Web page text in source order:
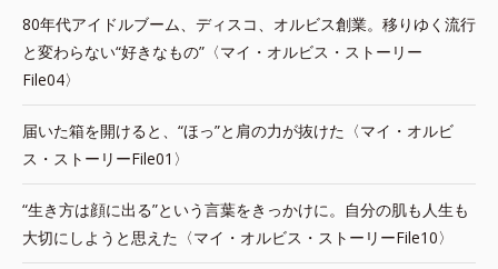
80年代アイドルブーム、ディスコ、オルビス創業。移りゆく流行
と変わらない“好きなもの”〈マイ・オルビス・ストーリー
File04〉
届いた箱を開けると、“ほっ”と肩の力が抜けた〈マイ・オルビ
ス・ストーリーFile01〉
“生き方は顔に出る”という言葉をきっかけに。自分の肌も人生も
大切にしようと思えた〈マイ・オルビス・ストーリーFile10〉